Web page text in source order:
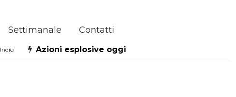
Settimanale Contatti
Indici Azioni esplosive oggi